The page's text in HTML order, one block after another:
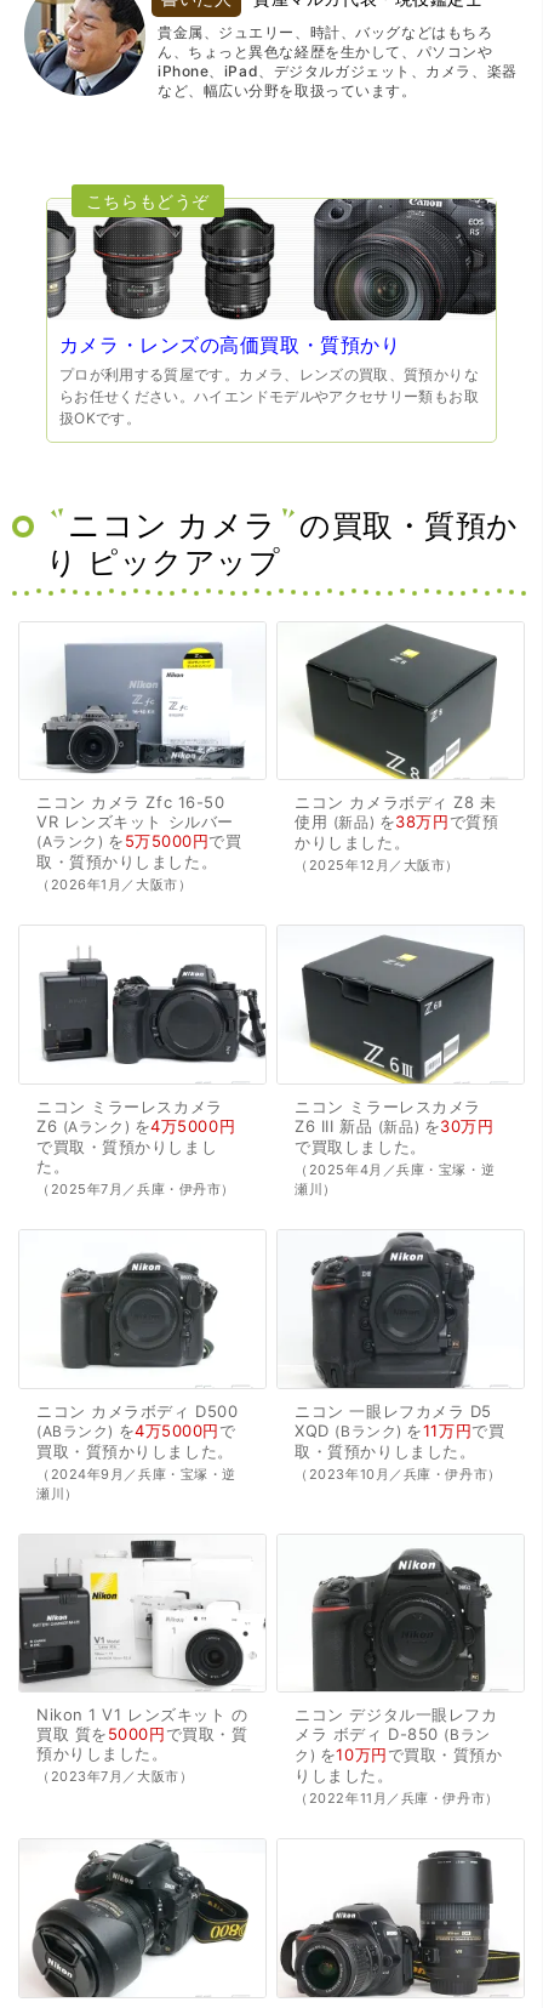
貴金属、ジュエリー、時計、バッグなどはもちろ
ん、ちょっと異色な経歴を生かして、パソコンや
iPhone、iPad、デジタルガジェット、カメラ、楽器
など、幅広い分野を取扱っています。
カメラ・レンズの高価買取・質預かり
プロが利用する質屋です。カメラ、レンズの買取、質預かりな
らお任せください。ハイエンドモデルやアクセサリー類もお取
扱OKです。
ニコン カメラ
の買取・質預か
り ピックアップ
ニコン カメラ Zfc 16-50
VR レンズキット シルバー
Aランク を5万5000円で買
取・質預かり しました。
（2026年1月／大阪市）
ニコン カメラボディ Z8 未
使用
新品 を38万円で質預
かり しました。
（2025年12月／大阪市）
ニコン ミラーレスカメラ
Z6
Aランク を4万5000円
で買取・質預かり しまし
た。
（2025年7月／兵庫・伊丹市）
ニコン ミラーレスカメラ
Z6 III 新品 新品 を30万円
で買取 しました。
（2025年4月／兵庫・宝塚・逆
瀬川）
ニコン カメラボディ D500
ABランク を4万5000円で
買取・質預かり しました。
（2024年9月／兵庫・宝塚・逆
瀬川）
ニコン 一眼レフカメラ D5
XQD
Bランク を11万円で買
取・質預かり しました。
（2023年10月／兵庫・伊丹市）
Nikon 1 V1 レンズキット の
買取 質を5000円で買取・質
預かり しました。
（2023年7月／大阪市）
ニコン デジタル一眼レフカ
メラ ボディ D-850
Bラン
ク
を10万円で買取・質預か
り しました。
（2022年11月／兵庫・伊丹市）